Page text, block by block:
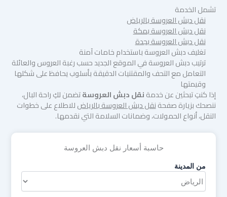
تشمل الخدمة
نقل دبش العروسة بالرياض
نقل دبش العروسة بمكة
نقل دبش العروسة بجدة
تغليف دبش العروسة باستخدام خامات آمنة
ترتيب دبش العروسة في الموقع الجديد حسب رغبة العروس والعائلة
التعامل مع التحف والمقتنيات الدقيقة بأسلوب يحافظ على شكلها
وقيمتها
إذا كنتِ تبحثين عن خدمةنقل دبش العروسةتضمن لكِ راحة البال،
ننصحك بزيارة صفحةنقل دبش العروسة بالرياضللاطلاع على خطوات
النقل، أنواع الحمولات، وضمانات السلامة التي نقدمها.
حاسبة أسعار نقل دبش العروسة
من المدينة